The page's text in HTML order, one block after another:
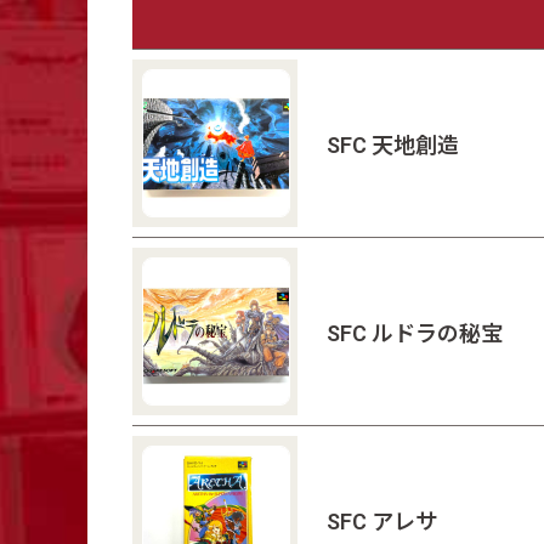
SFC 天地創造
SFC ルドラの秘宝
SFC アレサ